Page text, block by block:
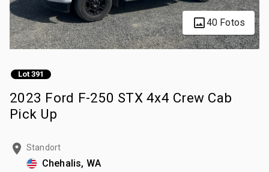
40 Fotos
Lot 391
2023 Ford F-250 STX 4x4 Crew Cab
Pick Up
Standort
Chehalis, WA